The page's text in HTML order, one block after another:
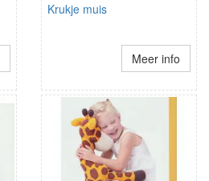
Krukje muis
Meer info